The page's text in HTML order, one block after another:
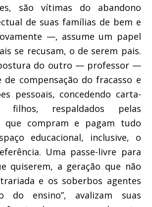
, são vítimas do abandono
de suas famílias de bem e
—, assume um papel
se recusam, o de serem pais.
do outro — professor —
de compensação do fracasso e
pessoais, concedendo carta-
filhos, respaldados
pelas
que compram e pagam tudo
educacional, inclusive, o
Uma passe-livre para
quiserem, a geração que não
e os soberbos agentes
do ensino”, avalizam suas